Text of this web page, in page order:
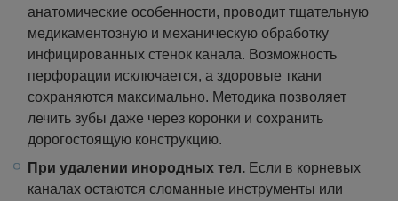
анатомические особенности, проводит тщательную
медикаментозную и механическую обработку
инфицированных стенок канала. Возможность
перфорации исключается, а здоровые ткани
сохраняются максимально. Методика позволяет
лечить зубы даже через коронки и сохранить
дорогостоящую конструкцию.
При удалении инородных тел. Если в корневых
каналах остаются сломанные инструменты или